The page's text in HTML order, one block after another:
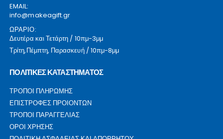
EMAIL:
info@makeagift.gr
ΩΡΑΡΙΟ:
Δευτέρα και Τετάρτη / 10πμ-3μμ
Τρίτη,Πέμπτη, Παρασκευή / 10πμ-8μμ
ΠΟΛΙΤΙΚΕΣ ΚΑΤΑΣΤΗΜΑΤΟΣ
ΤΡΟΠΟΙ ΠΛΗΡΩΜΗΣ
ΕΠΙΣΤΡΟΦΕΣ ΠΡΟΙΟΝΤΩΝ
ΤΡΟΠΟΙ ΠΑΡΑΓΓΕΛΙΑΣ
ΟΡΟΙ ΧΡΗΣΗΣ